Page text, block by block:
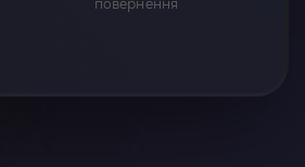
повернення